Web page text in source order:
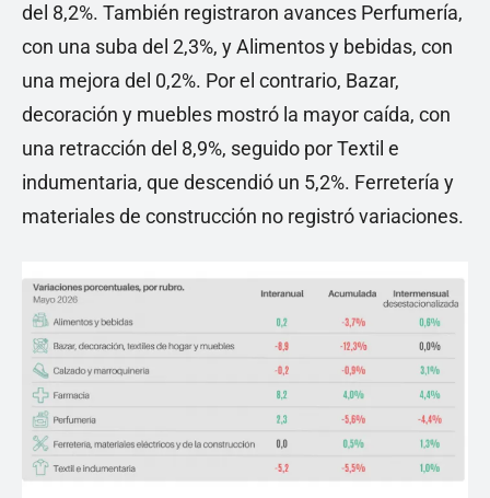
del 8,2%. También registraron avances Perfumería,
con una suba del 2,3%, y Alimentos y bebidas, con
una mejora del 0,2%. Por el contrario, Bazar,
decoración y muebles mostró la mayor caída, con
una retracción del 8,9%, seguido por Textil e
indumentaria, que descendió un 5,2%. Ferretería y
materiales de construcción no registró variaciones.